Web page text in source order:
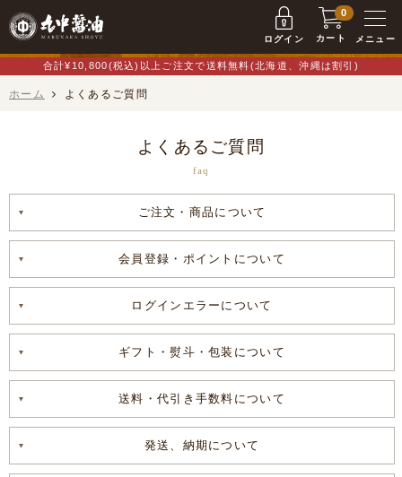
ログイン カート
0
メニュー
合計¥10,800(税込)以上ご注文で送料無料(北海道、沖縄は割引)
ホーム よくあるご質問
よくあるご質問
faq
ご注文・商品について
会員登録・ポイントについて
ログインエラーについて
ギフト・熨斗・包装について
送料・代引き手数料について
発送、納期について